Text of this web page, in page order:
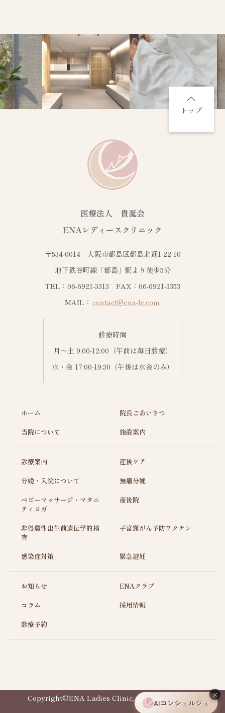
医療法人 貴誕会
ENAレディースクリニック
〒534-0014 大阪市都島区都島北通1-22-10
地下鉄谷町線「都島」駅より徒歩5分
TEL：06-6921-3313 FAX：06-6921-3353
MAIL： contact@ena-lc.com
診療時間
月～土 9:00-12:00（午前は毎日診療）
水・金 17:00-19:30（午後は水金のみ）
ホーム
院長ごあいさつ
当院について
施設案内
診療案内
産後ケア
分娩・入院について
無痛分娩
ベビーマッサージ・マタニ
ティヨガ
産後院
非侵襲性出生前遺伝学的検
査
子宮頸がん予防ワクチン
感染症対策 緊急避妊
お知らせ
ENAクラブ
コラム
採用情報
診療予約
トップ
Copyright©ENA Ladies Clinic, all right reserved.
×
AIコンシェルジュ